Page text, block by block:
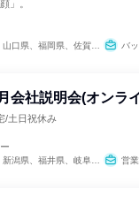
」。
賀県、長崎県、熊本県、鹿児島県 バッ
会社説明会(オンラ
/土日祝休み
、愛知県、大阪府、兵庫県、山口県 営業